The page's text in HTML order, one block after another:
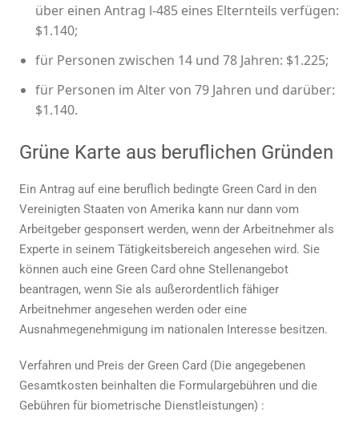
über einen Antrag l-485 eines Elternteils verfügen:
$1.140;
für Personen zwischen 14 und 78 Jahren: $1.225;
für Personen im Alter von 79 Jahren und darüber:
$1.140.
Grüne Karte aus beruflichen Gründen
Ein Antrag auf eine beruflich bedingte Green Card in den
Vereinigten Staaten von Amerika kann nur dann vom
Arbeitgeber gesponsert werden, wenn der Arbeitnehmer als
Experte in seinem Tätigkeitsbereich angesehen wird. Sie
können auch eine Green Card ohne Stellenangebot
beantragen, wenn Sie als außerordentlich fähiger
Arbeitnehmer angesehen werden oder eine
Ausnahmegenehmigung im nationalen Interesse besitzen.
Verfahren und Preis der Green Card (Die angegebenen
Gesamtkosten beinhalten die Formulargebühren und die
Gebühren für biometrische Dienstleistungen) :